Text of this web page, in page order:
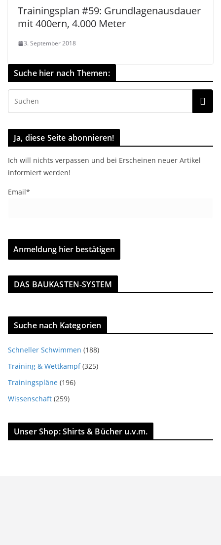
Trainingsplan #59: Grundlagenausdauer
mit 400ern, 4.000 Meter
3. September 2018
Suche hier nach Themen:
Ja, diese Seite abonnieren!
Ich will nichts verpassen und bei Erscheinen neuer Artikel
informiert werden!
Email*
DAS BAUKASTEN-SYSTEM
Suche nach Kategorien
Schneller Schwimmen (188)
Training & Wettkampf(325)
Trainingspläne (196)
Wissenschaft (259)
Unser Shop: Shirts & Bücher u.v.m.